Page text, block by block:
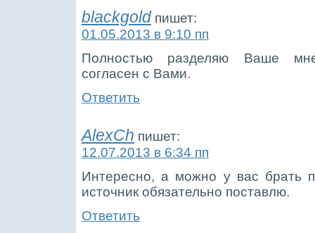
blackgold пишет:
01.05.2013 в 9:10 пп
Полностью разделяю Ваше
согласен с Вами.
Ответить
AlexCh пишет:
12.07.2013 в 6:34 пп
Интересно, а можно у вас брать
источник обязательно поставлю.
Ответить